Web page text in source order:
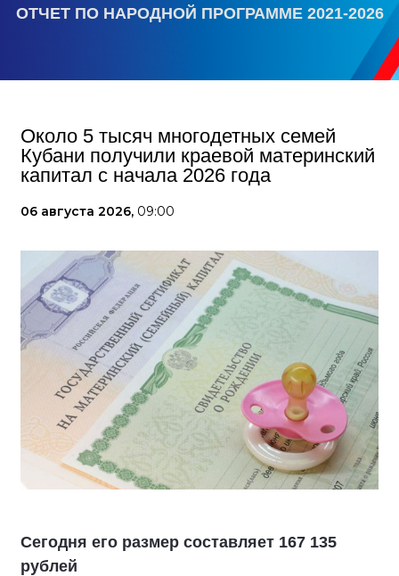
ОТЧЕТ ПО НАРОДНОЙ ПРОГРАММЕ 2021-2026
Около 5 тысяч многодетных семей
Кубани получили краевой материнский
капитал с начала 2026 года
06 августа 2026, 09:00
Сегодня его размер составляет 167 135
рублей